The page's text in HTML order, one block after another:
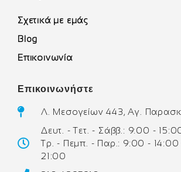
Σχετικά με εμάς
Blog
Επικοινωνία
Επικοινωνήστε
Λ. Μεσογείων 443, Αγ.
Δευτ. - Τετ. - Σάββ.: 9:00 -
Τρ. - Πεμπ. - Παρ.: 9:00 - 14:00
21:00